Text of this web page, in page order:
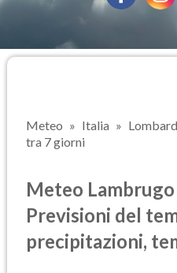
Meteo Italia
tra 7 giorni
Meteo
Previsioni del
precipitazioni,